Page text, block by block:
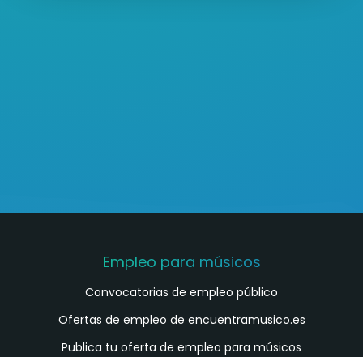
Empleo para músicos
Convocatorias de empleo público
Ofertas de empleo de encuentramusico.es
Publica tu oferta de empleo para músicos